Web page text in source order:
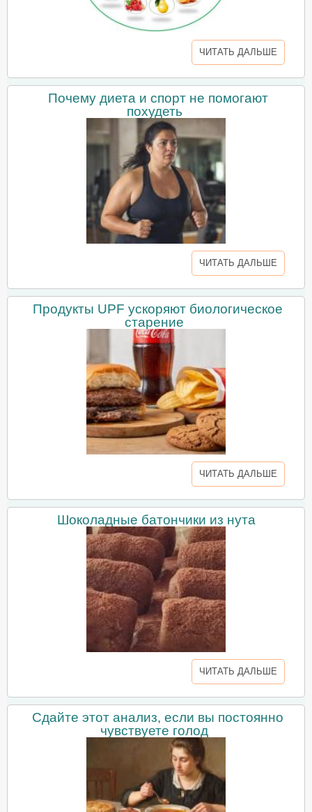
ЧИТАТЬ ДАЛЬШЕ
Почему диета и спорт не помогают
похудеть
ЧИТАТЬ ДАЛЬШЕ
Продукты UPF ускоряют биологическое
старение
ЧИТАТЬ ДАЛЬШЕ
Шоколадные батончики из нута
ЧИТАТЬ ДАЛЬШЕ
Сдайте этот анализ, если вы постоянно
чувствуете голод